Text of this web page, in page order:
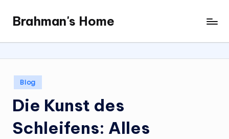
content
Brahman's Home
Spiritual
and
it
all
Posted
in
Blog
Die Kunst des
Schleifens: Alles